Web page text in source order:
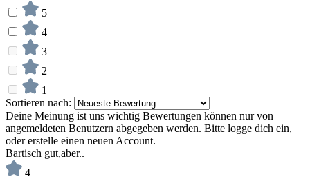
5
4
3
2
1
Sortieren nach:
Deine Meinung ist uns wichtig Bewertungen können nur von
angemeldeten Benutzern abgegeben werden. Bitte logge dich ein,
oder erstelle einen neuen Account.
Bartisch gut,aber..
4